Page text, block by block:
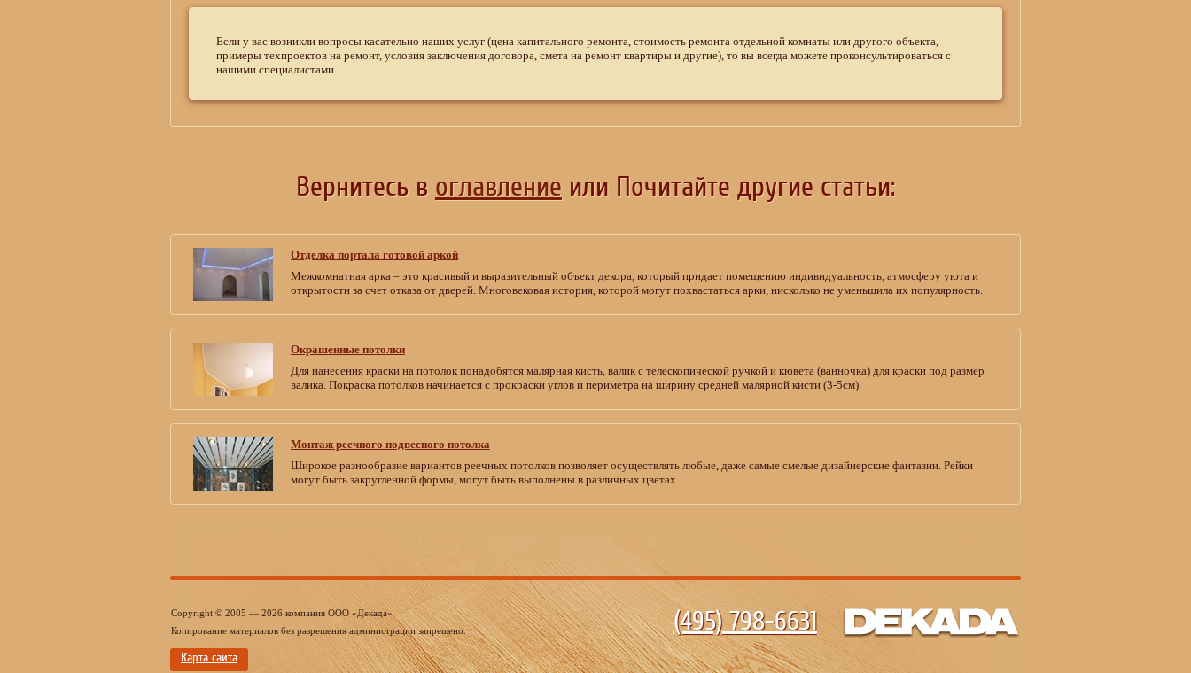
Если у вас возникли вопросы касательно наших услуг (цена капитального ремонта, стоимость ремонта отдельной комнаты или другого объекта,
примеры техпроектов на ремонт, условия заключения договора, смета на ремонт квартиры и другие), то вы всегда можете проконсультироваться с
нашими специалистами.
Вернитесь в оглавление или Почитайте другие статьи:
Отделка портала готовой аркой
Межкомнатная арка – это красивый и выразительный объект декора, который придает помещению индивидуальность, атмосферу уюта и
открытости за счет отказа от дверей. Многовековая история, которой могут похвастаться арки, нисколько не уменьшила их популярность.
Окрашенные потолки
Для нанесения краски на потолок понадобятся малярная кисть, валик с телескопической ручкой и кювета (ванночка) для краски под размер
валика. Покраска потолков начинается с прокраски углов и периметра на ширину средней малярной кисти (3-5см).
Монтаж реечного подвесного потолка
Широкое разнообразие вариантов реечных потолков позволяет осуществлять любые, даже самые смелые дизайнерские фантазии. Рейки
могут быть закругленной формы, могут быть выполнены в различных цветах.
Copyright © 2005 — 2026 компания ООО «Декада»
Копирование материалов без разрешения администрации запрещено.
(495)798-6631
Карта сайта